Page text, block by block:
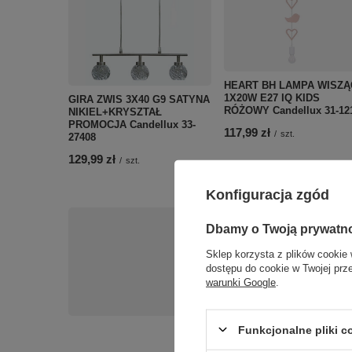
GIRA ZWIS 3X40 G9 SATYNA
NIKIEL+KRYSZTAŁ
PROMOCJA Candellux 33-
27408
129,99 zł / szt.
HEART BH LAMPA
1X20W E27 IQ KIDS
RÓŻOWY Candellux 31-
117,99 zł / szt.
Potrzebujesz
Napisz do nas -
Konfiguracja zgód
Dbamy o Twoją
Sklep korzysta z plików cookie
dostępu do cookie w Twojej
warunki Google
Funkcjonalne pliki